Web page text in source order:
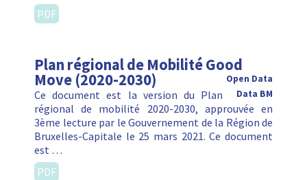
PDF
Plan régional de Mobilité Good
Move (2020-2030)
Open Data
Data BM
Ce document est la version du Plan
régional de mobilité 2020-2030, approuvée en
3ème lecture par le Gouvernement de la Région de
Bruxelles-Capitale le 25 mars 2021. Ce document
est …
PDF